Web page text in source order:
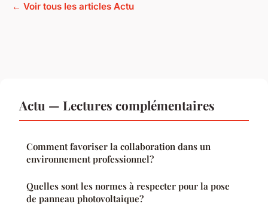
← Voir tous les articles Actu
Actu — Lectures complémentaires
Comment favoriser la collaboration dans un
environnement professionnel?
Quelles sont les normes à respecter pour la pose
de panneau photovoltaique?